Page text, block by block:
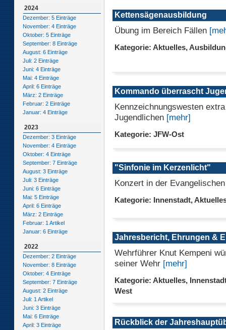
2024
Dezember: 5 Einträge
November: 4 Einträge
Oktober: 5 Einträge
September: 8 Einträge
August: 6 Einträge
Juli: 2 Einträge
Juni: 4 Einträge
Mai: 4 Einträge
April: 6 Einträge
März: 2 Einträge
Februar: 2 Einträge
Januar: 4 Einträge
2023
Dezember: 3 Einträge
November: 4 Einträge
Oktober: 4 Einträge
September: 7 Einträge
August: 3 Einträge
Juli: 3 Einträge
Juni: 6 Einträge
Mai: 5 Einträge
April: 6 Einträge
März: 2 Einträge
Februar: 1 Artikel
Januar: 6 Einträge
2022
Dezember: 2 Einträge
November: 8 Einträge
Oktober: 4 Einträge
September: 7 Einträge
August: 2 Einträge
Juli: 1 Artikel
Juni: 3 Einträge
Mai: 6 Einträge
April: 3 Einträge
Kettensägenausbildung
Übung im Bereich Fällen
Kategorie: Aktuelles,
Kommando überrascht
Kennzeichnungswesten
Jugendlichen [mehr]
Kategorie: JFW-Ost
"Sinfonie im Kerzenlicht"
Konzert in der
Kategorie: Innenstadt,
Jahresbericht, Ehrungen &
Wehrführer Knut Kempeni
seiner Wehr [mehr]
Kategorie: Aktuelles,
West
Rückblick der